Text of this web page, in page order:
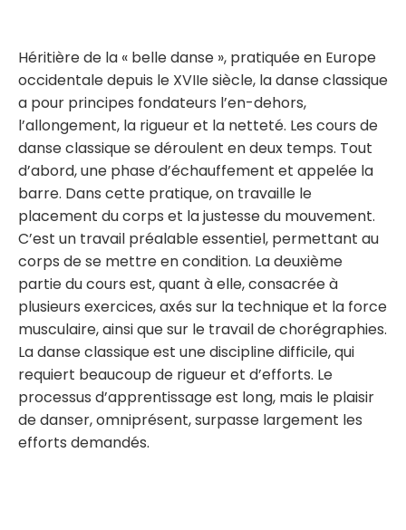
Héritière de la « belle danse », pratiquée en Europe
occidentale depuis le XVIIe siècle, la danse classique
a pour principes fondateurs l’en-dehors,
l’allongement, la rigueur et la netteté. Les cours de
danse classique se déroulent en deux temps. Tout
d’abord, une phase d’échauffement et appelée la
barre. Dans cette pratique, on travaille le
placement du corps et la justesse du mouvement.
C’est un travail préalable essentiel, permettant au
corps de se mettre en condition. La deuxième
partie du cours est, quant à elle, consacrée à
plusieurs exercices, axés sur la technique et la force
musculaire, ainsi que sur le travail de chorégraphies.
La danse classique est une discipline difficile, qui
requiert beaucoup de rigueur et d’efforts. Le
processus d’apprentissage est long, mais le plaisir
de danser, omniprésent, surpasse largement les
efforts demandés.